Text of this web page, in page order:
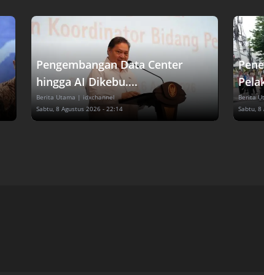
Pengembangan Data Center
hingga AI Dikebu....
Berita Utama | idxchannel
Sabtu, 8 Agustus 2026 - 22:14
Berita
Sabtu, 8